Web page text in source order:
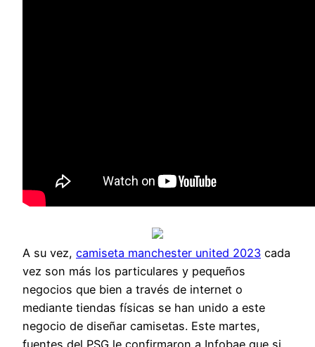
A su vez, camiseta manchester united 2023 cada
vez son más los particulares y pequeños
negocios que bien a través de internet o
mediante tiendas físicas se han unido a este
negocio de diseñar camisetas. Este martes,
fuentes del PSG le confirmaron a Infobae que si